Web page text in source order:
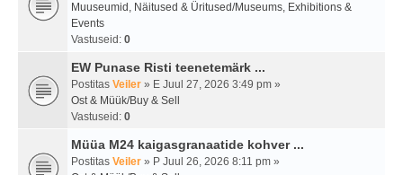
Muuseumid, Näitused & Üritused/Museums, Exhibitions &
Events
Vastuseid: 0
EW Punase Risti teenetemärk ...
Postitas Veiler » E Juul 27, 2026 3:49 pm »
Ost & Müük/Buy & Sell
Vastuseid: 0
Müüa M24 kaigasgranaatide kohver ...
Postitas Veiler » P Juul 26, 2026 8:11 pm »